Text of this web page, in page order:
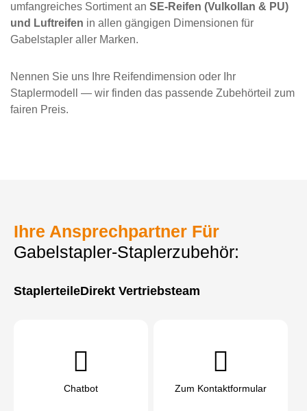
umfangreiches Sortiment an SE-Reifen (Vulkollan & PU)
und Luftreifen in allen gängigen Dimensionen für
Gabelstapler aller Marken.
Nennen Sie uns Ihre Reifendimension oder Ihr
Staplermodell — wir finden das passende Zubehörteil zum
fairen Preis.
Ihre Ansprechpartner Für
Gabelstapler-Staplerzubehör:
StaplerteileDirekt Vertriebsteam
Chatbot Zum Kontaktformular